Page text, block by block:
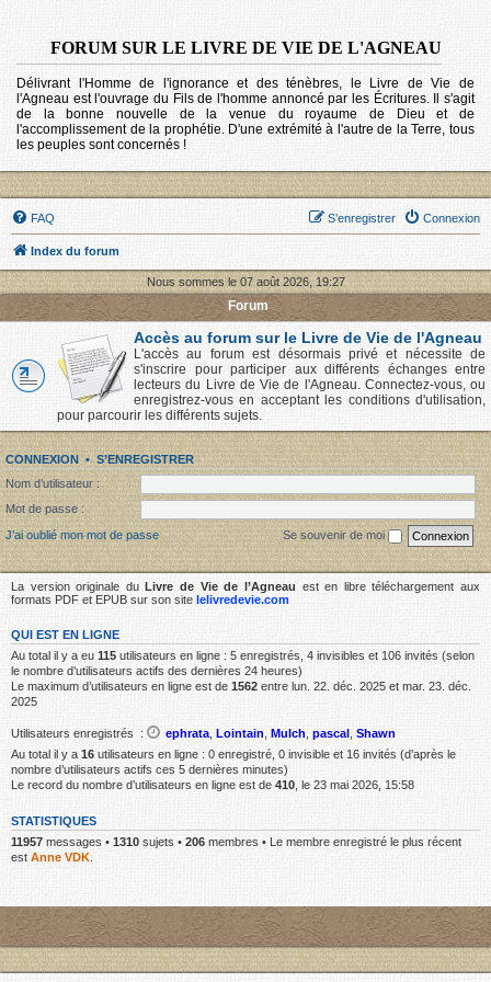
FORUM SUR LE LIVRE DE VIE DE L'AGNEAU
Délivrant l'Homme de l'ignorance et des ténèbres, le Livre de Vie de
l'Agneau est l'ouvrage du Fils de l'homme annoncé par les Écritures. Il s'agit
de la bonne nouvelle de la venue du royaume de Dieu et de
l'accomplissement de la prophétie. D'une extrémité à l'autre de la Terre, tous
les peuples sont concernés !
FAQ Connexion
S’enregistrer
Index du forum
Nous sommes le 07 août 2026, 19:27
Forum
Accès au forum sur le Livre de Vie de l'Agneau
L'accès au forum est désormais privé et nécessite de
s'inscrire pour participer aux différents échanges entre
lecteurs du Livre de Vie de l'Agneau. Connectez-vous, ou
enregistrez-vous en acceptant les conditions d'utilisation,
pour parcourir les différents sujets.
CONNEXION•S’ENREGISTRER
Nom d’utilisateur :
Mot de passe :
J’ai oublié mon mot de passe
Se souvenir de moi
La version originale duLivre de Vie de l’Agneau est en libre téléchargement aux
formats PDF et EPUB sur son site lelivredevie.com
QUI EST EN LIGNE
Au total il y a eu 115 utilisateurs en ligne : 5 enregistrés, 4 invisibles et 106 invités (selon
le nombre d’utilisateurs actifs des dernières 24 heures)
Le maximum d’utilisateurs en ligne est de 1562 entre lun. 22. déc. 2025 et mar. 23. déc.
2025
Utilisateurs enregistrés : ephrata Lointain Mulch pascal Shawn
Au total il y a 16 utilisateurs en ligne : 0 enregistré, 0 invisible et 16 invités (d’après le
nombre d’utilisateurs actifs ces 5 dernières minutes)
Le record du nombre d’utilisateurs en ligne est de 410 , le 23 mai 2026, 15:58
STATISTIQUES
11957 messages • 1310 sujets • 206 membres • Le membre enregistré le plus récent
est Anne VDK